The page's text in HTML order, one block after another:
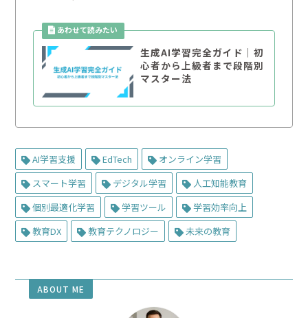
生成AI学習完全ガイド｜初
心者から上級者まで段階別
マスター法
AI学習支援 EdTech
オンライン学習
スマート学習
デジタル学習
人工知能教育
個別最適化学習
学習ツール
学習効率向上
教育DX
教育テクノロジー 未来の教育
ABOUT ME